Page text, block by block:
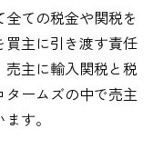
ての税金や関税を
主に引き渡す責任
売主に輸入関税と税
ームズの中で売主
す。